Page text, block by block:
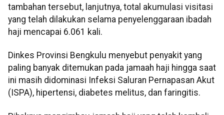
tambahan tersebut, lanjutnya, total akumulasi visitasi
yang telah dilakukan selama penyelenggaraan ibadah
haji mencapai 6.061 kali.
Dinkes Provinsi Bengkulu menyebut penyakit yang
paling banyak ditemukan pada jamaah haji hingga saat
ini masih didominasi Infeksi Saluran Pernapasan Akut
(ISPA), hipertensi, diabetes melitus, dan faringitis.